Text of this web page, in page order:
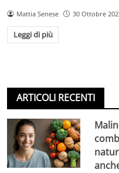
Mattia Senese 30 Ottobre
Leggi di più
ARTICOLI RECENTI